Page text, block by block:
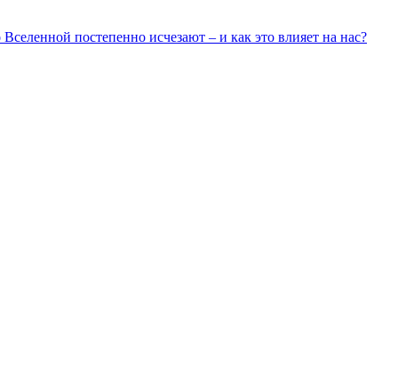
постепенно исчезают – и как это влияет на нас?